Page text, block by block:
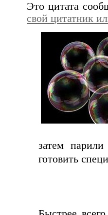
Это цитата
свой цитатник
затем
готовить